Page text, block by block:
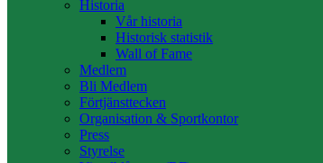
Historia
Vår historia
Historisk statistik
Wall of Fame
Medlem
Bli Medlem
Förtjänsttecken
Organisation & Sportkontor
Press
Styrelse